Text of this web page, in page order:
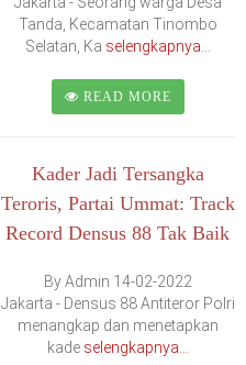
Tanda, Kecamatan Tinombo
Selatan, Ka selengkapnya...
READ MORE
Kader Jadi Tersangka
Teroris, Partai Ummat: Track
Record Densus 88 Tak Baik
By Admin 14-02-2022
Jakarta - Densus 88 Antiteror Polri
menangkap dan menetapkan
kade selengkapnya...